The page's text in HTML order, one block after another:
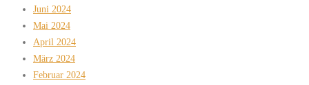
Juni 2024
Mai 2024
April 2024
März 2024
Februar 2024